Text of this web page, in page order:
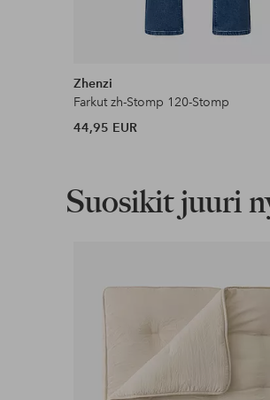
Zhenzi
Farkut zh-Stomp 120-Stomp
44,95 EUR
Suosikit juuri